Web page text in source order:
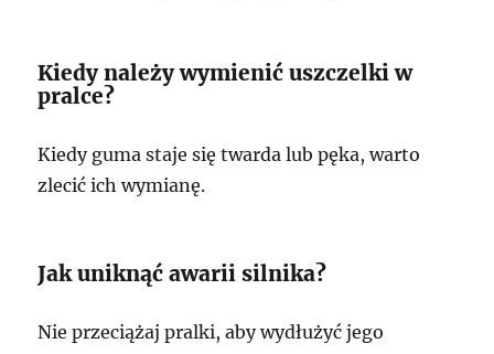
Kiedy należy wymienić uszczelki w
pralce?
Kiedy guma staje się twarda lub pęka, warto
zlecić ich wymianę.
Jak uniknąć awarii silnika?
Nie przeciążaj pralki, aby wydłużyć jego